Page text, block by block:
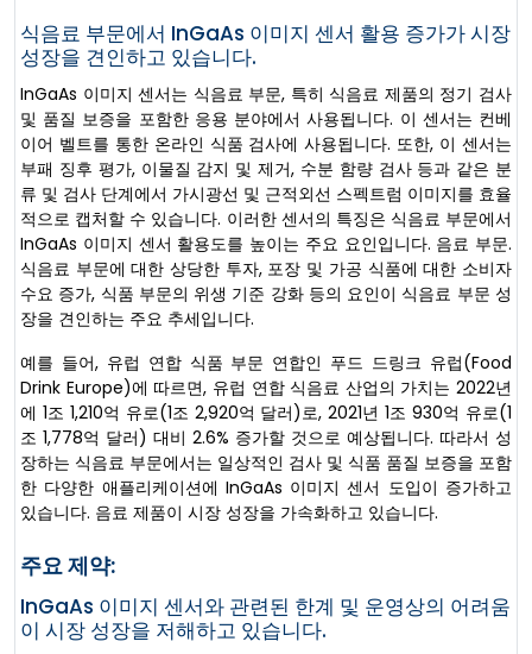
식음료 부문에서 InGaAs 이미지 센서 활용 증가가 시장
성장을 견인하고 있습니다.
InGaAs 이미지 센서는 식음료 부문, 특히 식음료 제품의 정기 검사
및 품질 보증을 포함한 응용 분야에서 사용됩니다. 이 센서는 컨베
이어 벨트를 통한 온라인 식품 검사에 사용됩니다. 또한, 이 센서는
부패 징후 평가, 이물질 감지 및 제거, 수분 함량 검사 등과 같은 분
류 및 검사 단계에서 가시광선 및 근적외선 스펙트럼 이미지를 효율
적으로 캡처할 수 있습니다. 이러한 센서의 특징은 식음료 부문에서
InGaAs 이미지 센서 활용도를 높이는 주요 요인입니다. 음료 부문.
식음료 부문에 대한 상당한 투자, 포장 및 가공 식품에 대한 소비자
수요 증가, 식품 부문의 위생 기준 강화 등의 요인이 식음료 ​​부문 성
장을 견인하는 주요 추세입니다.
예를 들어, 유럽 연합 식품 부문 연합인 푸드 드링크 유럽(Food
Drink Europe)에 따르면, 유럽 연합 식음료 산업의 가치는 2022년
에 1조 1,210억 유로(1조 2,920억 달러)로, 2021년 1조 930억 유로(1
조 1,778억 달러) 대비 2.6% 증가할 것으로 예상됩니다. 따라서 성
장하는 식음료 부문에서는 일상적인 검사 및 식품 품질 보증을 포함
한 다양한 애플리케이션에 InGaAs 이미지 센서 도입이 증가하고
있습니다. 음료 제품이 시장 성장을 가속화하고 있습니다.
주요 제약:
InGaAs 이미지 센서와 관련된 한계 및 운영상의 어려움
이 시장 성장을 저해하고 있습니다.